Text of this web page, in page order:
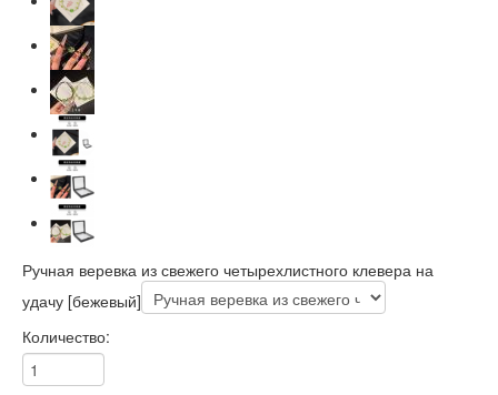
Ручная веревка из свежего четырехлистного клевера на
удачу [бежевый]
Количество: